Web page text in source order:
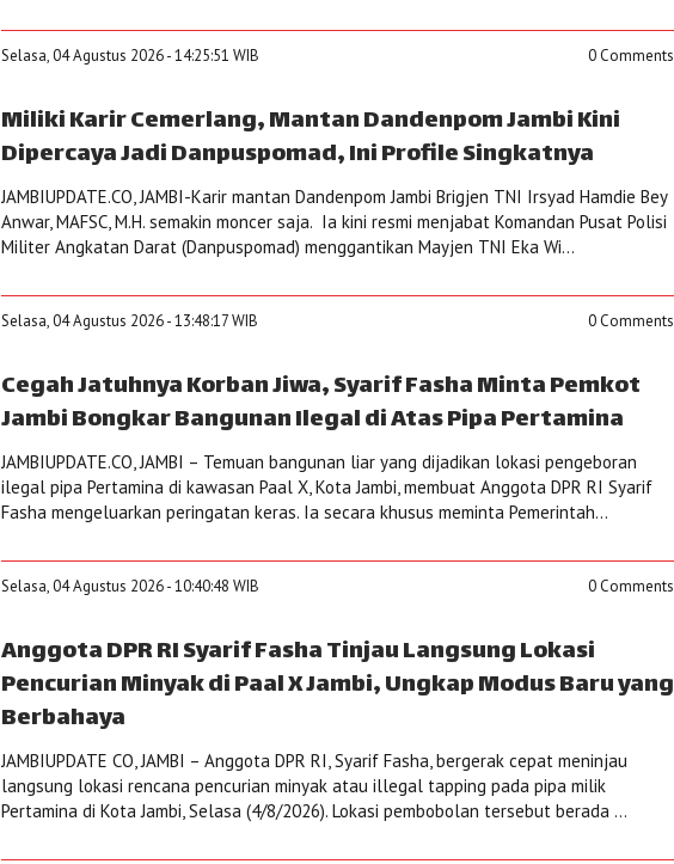
Selasa, 04 Agustus 2026 - 14:25:51 WIB 0 Comments
Miliki Karir Cemerlang, Mantan Dandenpom Jambi Kini
Dipercaya Jadi Danpuspomad, Ini Profile Singkatnya
JAMBIUPDATE.CO, JAMBI-Karir mantan Dandenpom Jambi Brigjen TNI Irsyad Hamdie Bey
Anwar, MAFSC, M.H. semakin moncer saja. Ia kini resmi menjabat Komandan Pusat Polisi
Militer Angkatan Darat (Danpuspomad) menggantikan Mayjen TNI Eka Wi...
Selasa, 04 Agustus 2026 - 13:48:17 WIB 0 Comments
Cegah Jatuhnya Korban Jiwa, Syarif Fasha Minta Pemkot
Jambi Bongkar Bangunan Ilegal di Atas Pipa Pertamina
JAMBIUPDATE.CO, JAMBI – Temuan bangunan liar yang dijadikan lokasi pengeboran
ilegal pipa Pertamina di kawasan Paal X, Kota Jambi, membuat Anggota DPR RI Syarif
Fasha mengeluarkan peringatan keras. Ia secara khusus meminta Pemerintah...
Selasa, 04 Agustus 2026 - 10:40:48 WIB 0 Comments
Anggota DPR RI Syarif Fasha Tinjau Langsung Lokasi
Pencurian Minyak di Paal X Jambi, Ungkap Modus Baru yang
Berbahaya
JAMBIUPDATE CO, JAMBI – Anggota DPR RI, Syarif Fasha, bergerak cepat meninjau
langsung lokasi rencana pencurian minyak atau illegal tapping pada pipa milik
Pertamina di Kota Jambi, Selasa (4/8/2026). Lokasi pembobolan tersebut berada ...